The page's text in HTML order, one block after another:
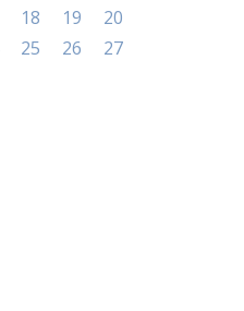
18 19
20
25 26
27